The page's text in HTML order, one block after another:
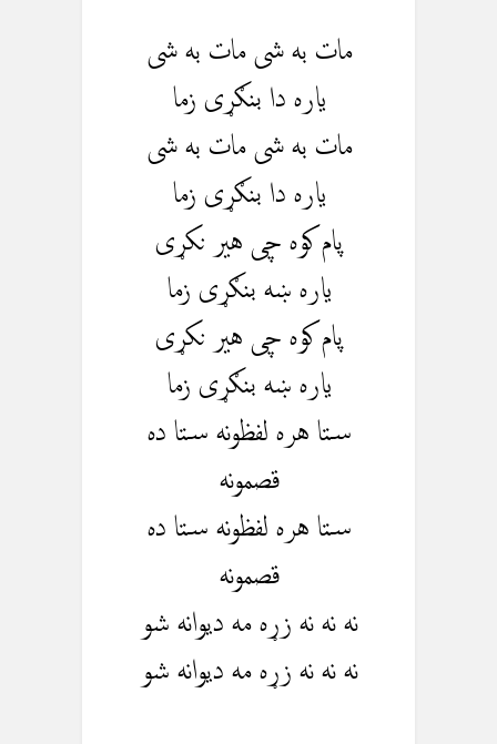
مات به شی مات به شی
یاره دا بنګړی زما
مات به شی مات به شی
یاره دا بنګړی زما
پام کوه چی هیر نکړی
یاره ښه بنګړی زما
پام کوه چی هیر نکړی
یاره ښه بنګړی زما
ستا هره لفظونه ستا ده
قصمونه
ستا هره لفظونه ستا ده
قصمونه
نه نه نه زړه مه دیوانه شو
نه نه نه زړه مه دیوانه شو